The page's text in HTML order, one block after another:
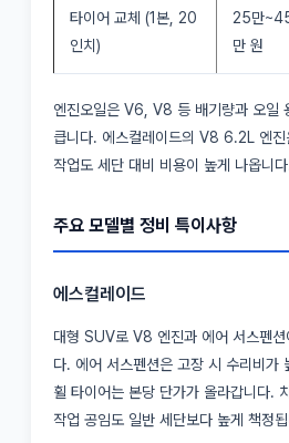
타이어 교체 (1본, 20
인치)
25만
만 원
엔진오일은 V6, V8 등 배기량과 오일
큽니다. 에스컬레이드의 V8 6.2L 엔진
작업도 세단 대비 비용이 높게 나옵니
주요 모델별 정비 특이사항
에스컬레이드
대형 SUV로 V8 엔진과 에어 서스펜션
다. 에어 서스펜션은 고장 시 수리비가
휠 타이어는 본당 단가가 올라갑니다.
작업 공임도 일반 세단보다 높게 책정